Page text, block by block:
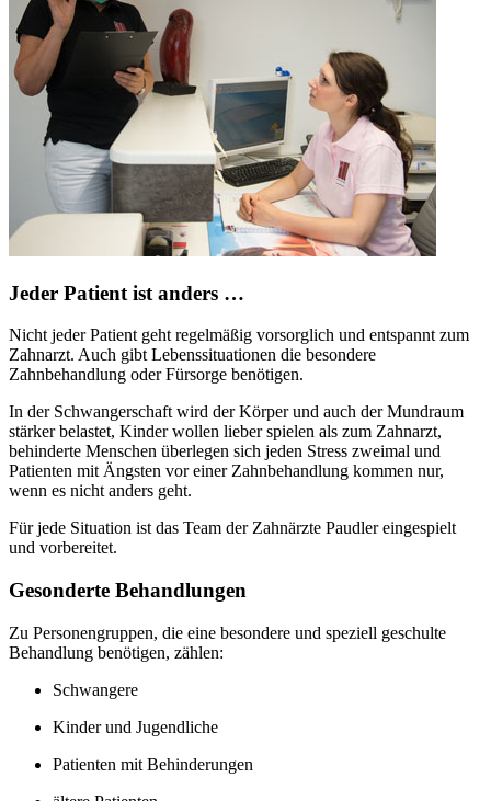
Jeder Patient ist anders …
Nicht jeder Patient geht regelmäßig vorsorglich und entspannt zum
Zahnarzt. Auch gibt Lebenssituationen die besondere
Zahnbehandlung oder Fürsorge benötigen.
In der Schwangerschaft wird der Körper und auch der Mundraum
stärker belastet, Kinder wollen lieber spielen als zum Zahnarzt,
behinderte Menschen überlegen sich jeden Stress zweimal und
Patienten mit Ängsten vor einer Zahnbehandlung kommen nur,
wenn es nicht anders geht.
Für jede Situation ist das Team der Zahnärzte Paudler eingespielt
und vorbereitet.
Gesonderte Behandlungen
Zu Personengruppen, die eine besondere und speziell geschulte
Behandlung benötigen, zählen:
Schwangere
Kinder und Jugendliche
Patienten mit Behinderungen